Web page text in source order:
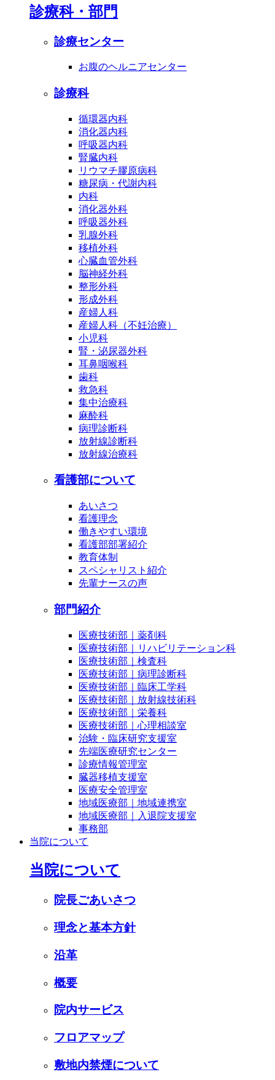
診療科・部門
診療センター
お腹のヘルニアセンター
診療科
循環器内科
消化器内科
呼吸器内科
腎臓内科
リウマチ膠原病科
糖尿病・代謝内科
内科
消化器外科
呼吸器外科
乳腺外科
移植外科
心臓血管外科
脳神経外科
整形外科
形成外科
産婦人科
産婦人科（不妊治療）
小児科
腎・泌尿器外科
耳鼻咽喉科
歯科
救急科
集中治療科
麻酔科
病理診断科
放射線診断科
放射線治療科
看護部について
あいさつ
看護理念
働きやすい環境
看護部部署紹介
教育体制
スペシャリスト紹介
先輩ナースの声
部門紹介
医療技術部｜薬剤科
医療技術部｜リハビリテーション科
医療技術部｜検査科
医療技術部｜病理診断科
医療技術部｜臨床工学科
医療技術部｜放射線技術科
医療技術部｜栄養科
医療技術部｜心理相談室
治験・臨床研究支援室
先端医療研究センター
診療情報管理室
臓器移植支援室
医療安全管理室
地域医療部｜地域連携室
地域医療部｜入退院支援室
事務部
当院について
当院について
院長ごあいさつ
理念と基本方針
沿革
概要
院内サービス
フロアマップ
敷地内禁煙について